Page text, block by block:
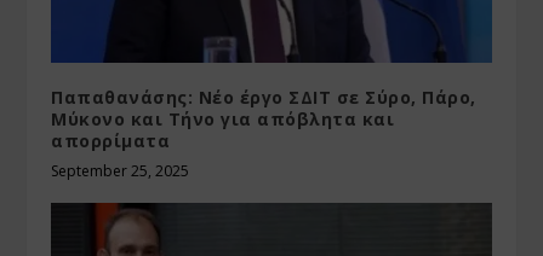
Παπαθανάσης: Νέο έργο ΣΔΙΤ σε Σύρο, Πάρο,
Μύκονο και Τήνο για απόβλητα και
απορρίματα
September 25, 2025